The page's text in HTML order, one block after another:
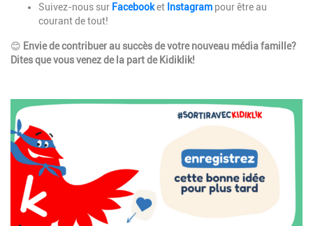
Suivez-nous sur Facebooket Instagram pour être au
courant de tout!
😊 Envie de contribuer au succès de votre nouveau média famille?
Dites que vous venez de la part de Kidiklik!
Image